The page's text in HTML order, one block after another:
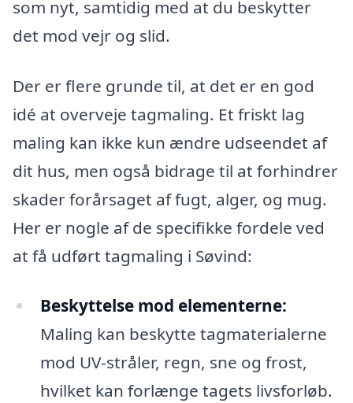
som nyt, samtidig med at du beskytter
det mod vejr og slid.
Der er flere grunde til, at det er en god
idé at overveje tagmaling. Et friskt lag
maling kan ikke kun ændre udseendet af
dit hus, men også bidrage til at forhindrer
skader forårsaget af fugt, alger, og mug.
Her er nogle af de specifikke fordele ved
at få udført tagmaling i Søvind:
Beskyttelse mod elementerne:
Maling kan beskytte tagmaterialerne
mod UV-stråler, regn, sne og frost,
hvilket kan forlænge tagets livsforløb.